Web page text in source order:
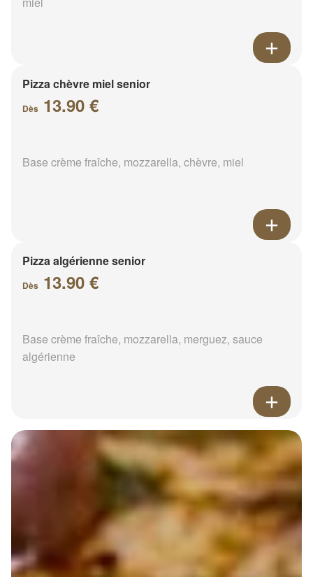
Pizza chèvre miel senior
Dès 13.90 €
Base crème fraîche, mozzarella, chèvre, miel
Pizza algérienne senior
Dès 13.90 €
Base crème fraîche, mozzarella, merguez, sauce
algérienne